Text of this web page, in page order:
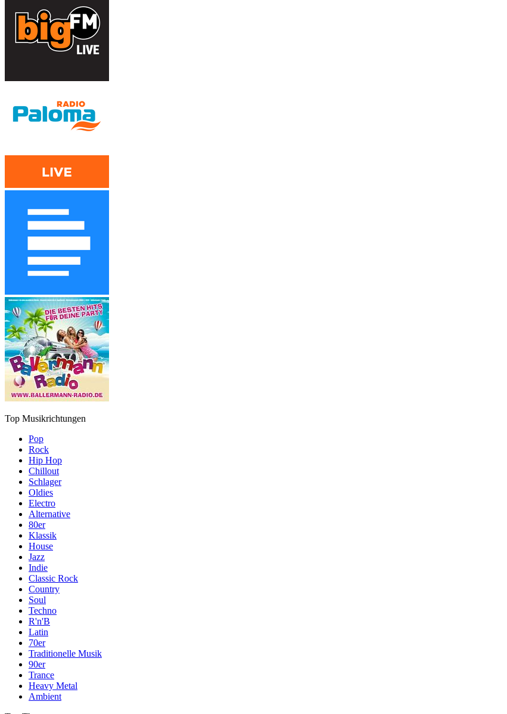
Top Musikrichtungen
Pop
Rock
Hip Hop
Chillout
Schlager
Oldies
Electro
Alternative
80er
Klassik
House
Jazz
Indie
Classic Rock
Country
Soul
Techno
R'n'B
Latin
70er
Traditionelle Musik
90er
Trance
Heavy Metal
Ambient